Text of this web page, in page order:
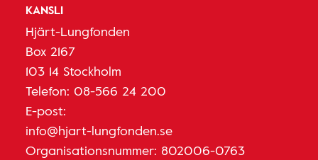
KANSLI
Hjärt-Lungfonden
Box 2167
103 14 Stockholm
Telefon: 08-566 24 200
E-post:
info@hjart-lungfonden.se
Organisationsnummer: 802006-0763